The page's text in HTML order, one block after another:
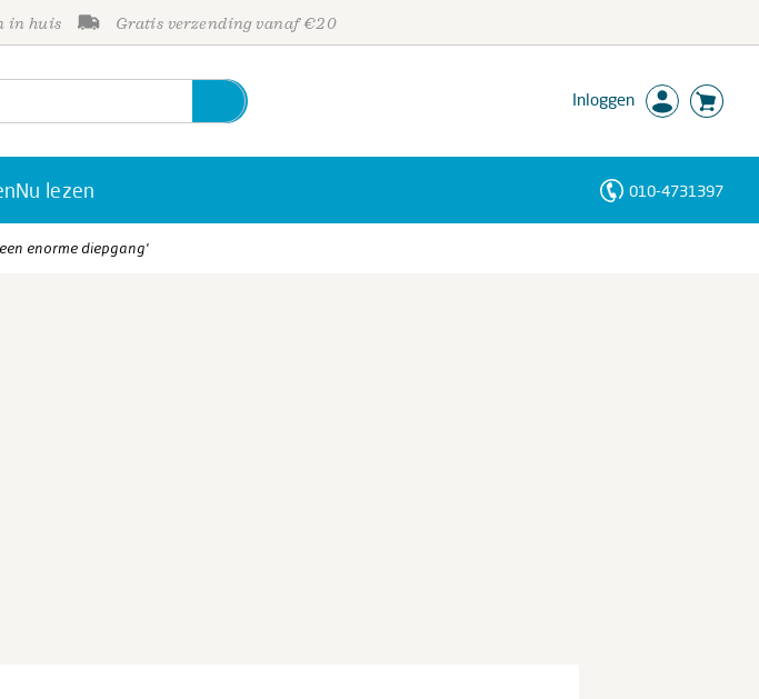
in huis Gratis verzending vanaf €20
Inloggen
Nu lezen 010-4731397
enorme diepgang'
Personen